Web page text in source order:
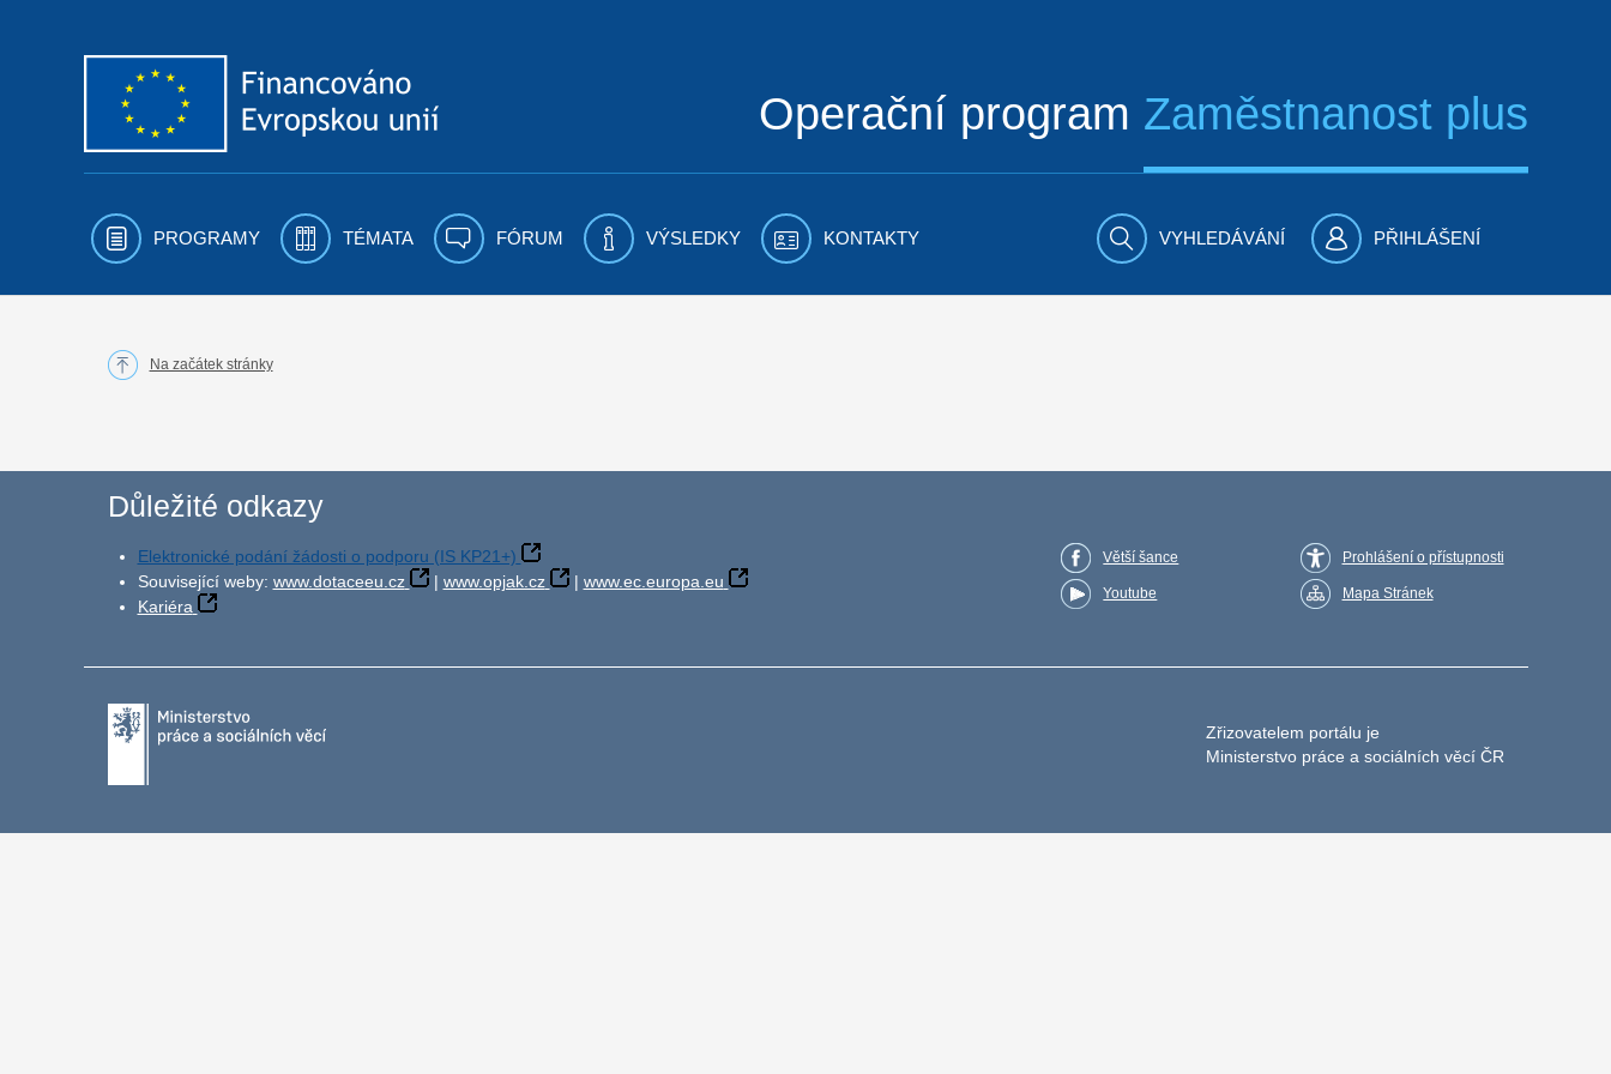
Operační program Zaměstnanost plus
PROGRAMY TÉMATA FÓRUM VÝSLEDKY KONTAKTY VYHLEDÁVÁNÍ PŘIHLÁŠENÍ
Na začátek stránky
Důležité odkazy
Elektronické podání žádosti o podporu (IS KP21+)
Související weby: www.dotaceeu.cz | www.opjak.cz | www.ec.europa.eu
Kariéra
Větší šance
Youtube
Prohlášení o přístupnosti
Mapa Stránek
Zřizovatelem portálu je
Ministerstvo práce a sociálních věcí ČR